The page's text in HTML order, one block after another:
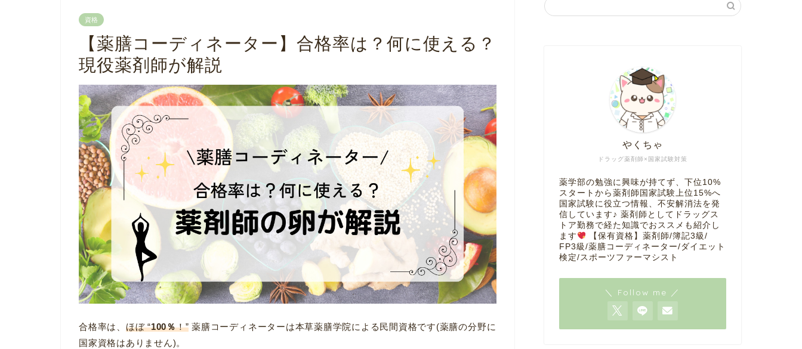
資格
【薬膳コーディネーター】合格率は？何に使える？
現役薬剤師が解説
合格率は、 ほぼ “100％！” 薬膳コーディネーターは本草薬膳学院による民間資格です(薬膳の分野に
国家資格はありません)。
ドラッグ薬剤師×国家試験対策
やくちゃ
薬学部の勉強に興味が持てず、下位10%
スタートから薬剤師国家試験上位15%へ
国家試験に役立つ情報、不安解消法を発
信しています♪ 薬剤師としてドラッグス
トア勤務で経た知識でおススメも紹介し
ます
【保有資格】薬剤師/簿記3級/
FP3級/薬膳コーディネーター/ダイエット
検定/スポーツファーマシスト
＼ Follow me ／